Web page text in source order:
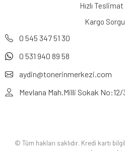
Hızlı
Kargo
0 545 347 51 30
0 531 940 89 58
aydin@tonerinmerkezi.com
Mevlana Mah.Milli Sokak
© Tüm hakları saklıdır. Kredi kartı